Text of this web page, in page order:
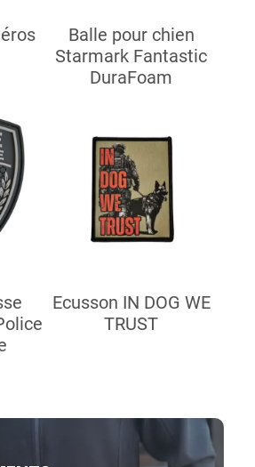
Balle pour chien
Starmark Fantastic
DuraFoam
Ecusson IN DOG WE
TRUST